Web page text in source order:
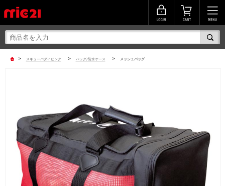
> スキューバダイビング > バッグ/防水ケース > メッシュバッグ